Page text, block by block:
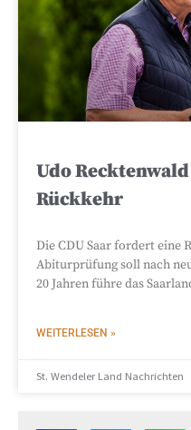
Udo
Rückkehr
Die CDU Saar fordert eine
Abiturprüfung soll nach
20 Jahren führe das
WEITERLESEN »
St. Wendeler Land Nachrichten